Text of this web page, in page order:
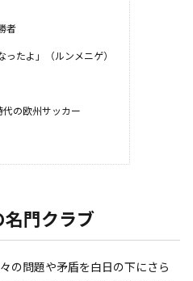
者
ったよ」（ルンメニゲ）
の欧州サッカー
門クラブ
の問題や矛盾を白日の下にさら